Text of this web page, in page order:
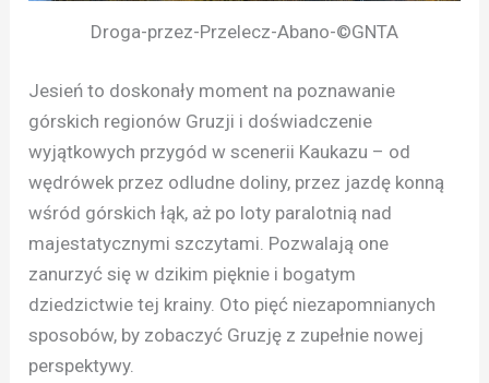
Droga-przez-Przelecz-Abano-©GNTA
Jesień to doskonały moment na poznawanie
górskich regionów Gruzji i doświadczenie
wyjątkowych przygód w scenerii Kaukazu – od
wędrówek przez odludne doliny, przez jazdę konną
wśród górskich łąk, aż po loty paralotnią nad
majestatycznymi szczytami. Pozwalają one
zanurzyć się w dzikim pięknie i bogatym
dziedzictwie tej krainy. Oto pięć niezapomnianych
sposobów, by zobaczyć Gruzję z zupełnie nowej
perspektywy.